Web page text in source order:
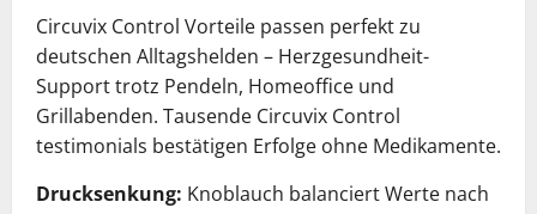
Circuvix Control Vorteile passen perfekt zu
deutschen Alltagshelden – Herzgesundheit-
Support trotz Pendeln, Homeoffice und
Grillabenden. Tausende Circuvix Control
testimonials bestätigen Erfolge ohne Medikamente.
Drucksenkung: Knoblauch balanciert Werte nach